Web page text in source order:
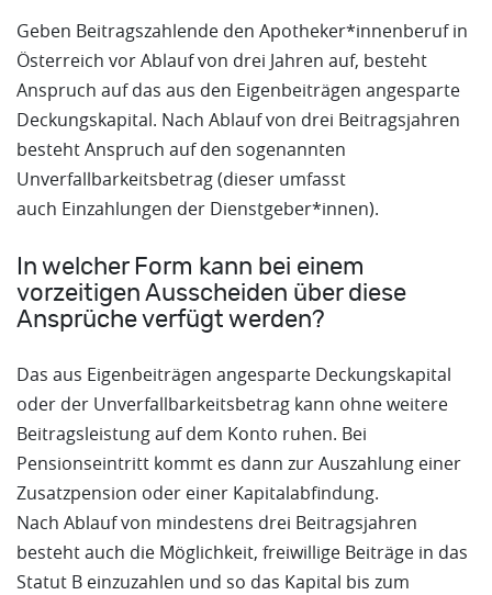
Geben Beitragszahlende den Apotheker*innenberuf in
Österreich vor Ablauf von drei Jahren auf, besteht
Anspruch auf das aus den Eigenbeiträgen angesparte
Deckungskapital. Nach Ablauf von drei Beitragsjahren
besteht Anspruch auf den sogenannten
Unverfallbarkeitsbetrag (dieser umfasst
auch Einzahlungen der Dienstgeber*innen).
In welcher Form kann bei einem
vorzeitigen Ausscheiden über diese
Ansprüche verfügt werden?
Das aus Eigenbeiträgen angesparte Deckungskapital
oder der Unverfallbarkeitsbetrag kann ohne weitere
Beitragsleistung auf dem Konto ruhen. Bei
Pensionseintritt kommt es dann zur Auszahlung einer
Zusatzpension oder einer Kapitalabfindung.
Nach Ablauf von mindestens drei Beitragsjahren
besteht auch die Möglichkeit, freiwillige Beiträge in das
Statut B einzuzahlen und so das Kapital bis zum